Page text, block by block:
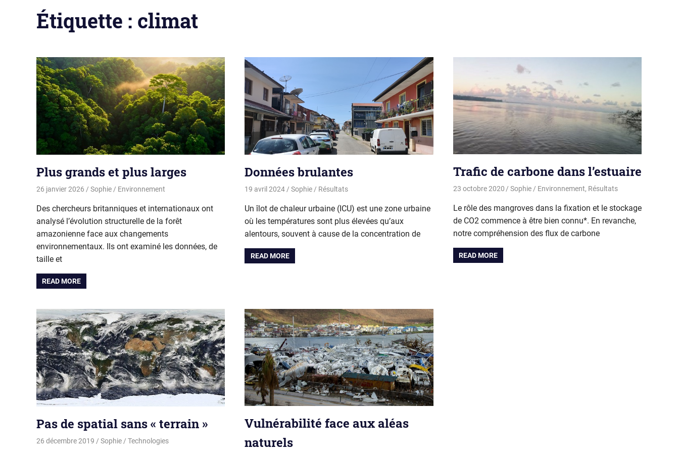
Étiquette : climat
Plus grands et plus larges
26 janvier 2026 Sophie Environnement
Des chercheurs britanniques et internationaux ont
analysé l’évolution structurelle de la forêt
amazonienne face aux changements
environnementaux. Ils ont examiné les données, de
taille et
READ MORE
Données brulantes
19 avril 2024 Sophie Résultats
Un îlot de chaleur urbaine (ICU) est une zone urbaine
où les températures sont plus élevées qu’aux
alentours, souvent à cause de la concentration de
READ MORE
Trafic de carbone dans l’estuaire
23 octobre 2020 Sophie Environnement, Résultats
Le rôle des mangroves dans la fixation et le stockage
de CO2 commence à être bien connu*. En revanche,
notre compréhension des flux de carbone
READ MORE
Pas de spatial sans « terrain »
26 décembre 2019 Sophie Technologies
Vulnérabilité face aux aléas
naturels